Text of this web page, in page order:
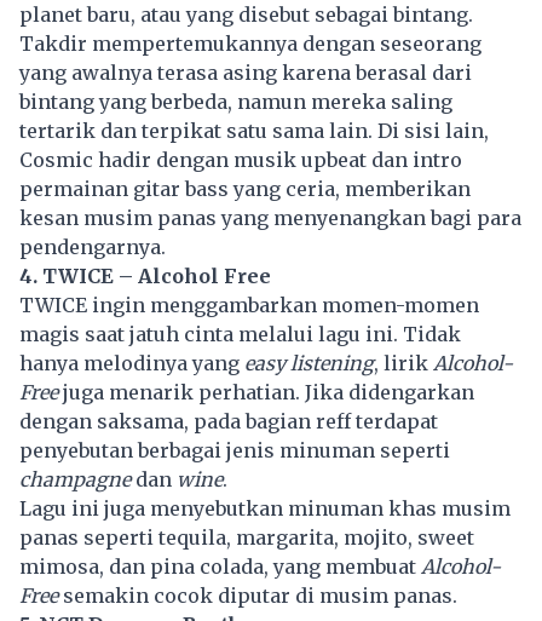
planet baru, atau yang disebut sebagai bintang.
Takdir mempertemukannya dengan seseorang
yang awalnya terasa asing karena berasal dari
bintang yang berbeda, namun mereka saling
tertarik dan terpikat satu sama lain. Di sisi lain,
Cosmic hadir dengan musik upbeat dan intro
permainan gitar bass yang ceria, memberikan
kesan musim panas yang menyenangkan bagi para
pendengarnya.
4. TWICE – Alcohol Free
TWICE ingin menggambarkan momen-momen
magis saat jatuh cinta melalui lagu ini. Tidak
hanya melodinya yang easy listening, lirik Alcohol-
Freejuga menarik perhatian. Jika didengarkan
dengan saksama, pada bagian reff terdapat
penyebutan berbagai jenis minuman seperti
champagnedan wine.
Lagu ini juga menyebutkan minuman khas musim
panas seperti tequila, margarita, mojito, sweet
mimosa, dan pina colada, yang membuat Alcohol-
Freesemakin cocok diputar di musim panas.